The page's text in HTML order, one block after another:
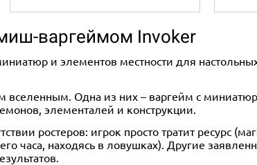
варгеймом Invoker
и элементов местности для
вселенным. Одна из них – варгейм с
элементалей и конструкции.
ростеров: игрок просто тратит ресурс
часа, находясь в ловушках). Другие